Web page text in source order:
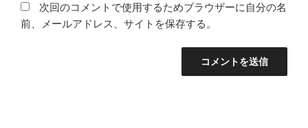
次回のコメントで使用するためブラウザーに自分の名
前、メールアドレス、サイトを保存する。